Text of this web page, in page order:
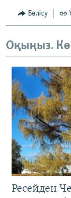
Бөлісу
Оқыңыз.
Ресейден